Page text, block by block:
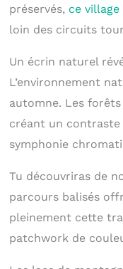
préservés, ce
loin des circuits
Un écrin naturel
L’environnement
automne. Les
créant un contraste
symphonie
Tu découvriras de
parcours balisés
pleinement cette
patchwork de